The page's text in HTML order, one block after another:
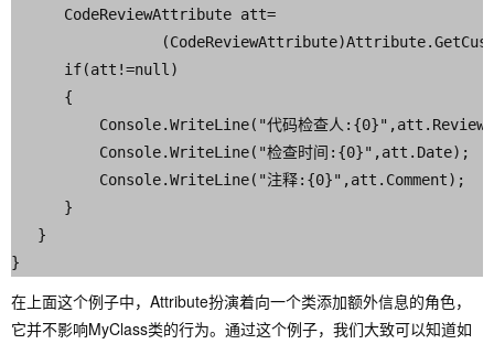
      CodeReviewAttribute att=
      if(att!=null)
      {
Console.WriteLine("代码检查人
          Console.WriteLine("检查时间:{0}",att.Date);
          Console.WriteLine("注释:{0}",att.Comment);
      }
   }
在上面这个例子中，Attribute扮演着向一个类添加额外信息的角色，
它并不影响MyClass类的行为。通过这个例子，我们大致可以知道如